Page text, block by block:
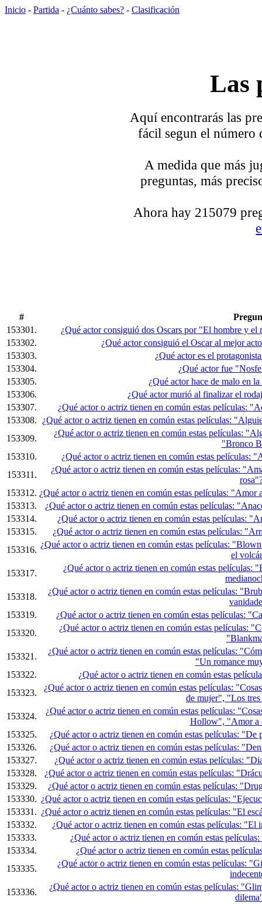
Inicio - Partida - ¿Cuánto sabes? - Clasificación
Las
Aquí encontrarás las
fácil segun el número
A medida que más
preguntas, más
Ahora hay 215079
#
153301.
¿Qué actor consiguió dos Oscars por "El hombre y
153302.
¿Qué actor consiguió el Oscar al mejor
153303.
¿Qué actor es el
153304.
¿Qué actor fue
153305.
¿Qué actor hace de malo en
153306.
¿Qué actor murió al finalizar el
153307.
¿Qué actor o actriz tienen en común estas películas:
153308.
¿Qué actor o actriz tienen en común estas películas:
153309.
¿Qué actor o actriz tienen en común estas películas:
"Bronco
153310.
¿Qué actor o actriz tienen en común estas
153311.
¿Qué actor o actriz tienen en común estas películas:
153312. ¿Qué actor o actriz tienen en común estas películas:
153313.
¿Qué actor o actriz tienen en común estas películas:
153314.
¿Qué actor o actriz tienen en común estas películas:
153315.
¿Qué actor o actriz tienen en común estas películas:
153316.
¿Qué actor o actriz tienen en común estas películas:
el
153317.
¿Qué actor o actriz tienen en común estas
153318.
¿Qué actor o actriz tienen en común estas películas:
153319.
¿Qué actor o actriz tienen en común estas películas:
153320.
¿Qué actor o actriz tienen en común estas películas:
153321.
¿Qué actor o actriz tienen en común estas películas:
"Un romance
153322.
¿Qué actor o actriz tienen en común estas
153323.
¿Qué actor o actriz tienen en común estas películas:
de mujer", "Los tres
153324.
¿Qué actor o actriz tienen en común estas películas:
Hollow", "Amor a
153325.
¿Qué actor o actriz tienen en común estas películas:
153326.
¿Qué actor o actriz tienen en común estas películas:
153327.
¿Qué actor o actriz tienen en común estas películas:
153328.
¿Qué actor o actriz tienen en común estas películas:
153329.
¿Qué actor o actriz tienen en común estas películas:
153330. ¿Qué actor o actriz tienen en común estas películas:
153331. ¿Qué actor o actriz tienen en común estas películas: "El
153332.
¿Qué actor o actriz tienen en común estas películas:
153333.
¿Qué actor o actriz tienen en común estas
153334.
¿Qué actor o actriz tienen en común estas
153335.
¿Qué actor o actriz tienen en común estas películas:
153336.
¿Qué actor o actriz tienen en común estas películas: